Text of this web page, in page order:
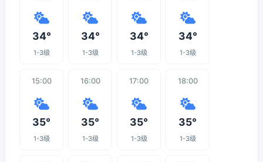
34°
1-3级
34°
1-3级
34°
1-3级
34°
1-3级
15:00
35°
1-3级
16:00
35°
1-3级
17:00
35°
1-3级
18:00
35°
1-3级